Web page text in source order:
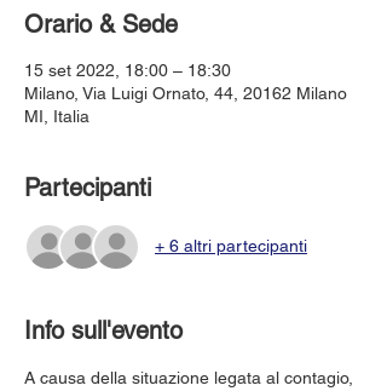
Orario & Sede
15 set 2022, 18:00 – 18:30
Milano, Via Luigi Ornato, 44, 20162 Milano
MI, Italia
Partecipanti
+ 6 altri partecipanti
Info sull'evento
A causa della situazione legata al contagio,